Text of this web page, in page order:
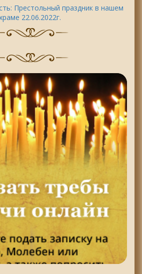
Престольный праздник в нашем
22.06.2022г.